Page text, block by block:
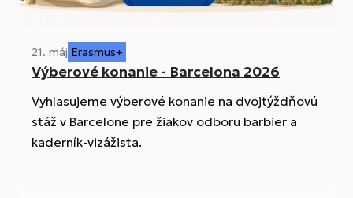
21. máj Erasmus+
Výberové konanie - Barcelona 2026
Vyhlasujeme výberové konanie na dvojtýždňovú
stáž v Barcelone pre žiakov odboru barbier a
kaderník-vizážista.